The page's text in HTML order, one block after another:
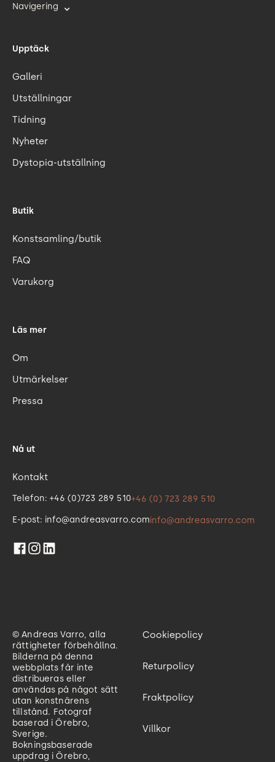
Navigering
Upptäck
Galleri
Utställningar
Tidning
Nyheter
Dystopia-utställning
Butik
Konstsamling/butik
FAQ
Varukorg
Läs mer
Om
Utmärkelser
Pressa
Nå ut
Kontakt
Telefon: +46 (0)723 289 510+46 (0) 723 289 510
E-post: info@andreasvarro.cominfo@andreasvarro.com
© Andreas Varro, alla
rättigheter förbehållna.
Bilderna på denna
webbplats får inte
distribueras eller
användas på något sätt
utan konstnärens
tillstånd. Fotograf
baserad i Örebro,
Sverige.
Bokningsbaserade
uppdrag i Örebro,
Cookiepolicy
Returpolicy
Fraktpolicy
Villkor